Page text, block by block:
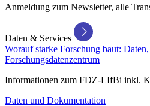
Anmeldung zum Newsletter, alle
Daten & Services
Worauf starke Forschung baut:
Forschungsdatenzentrum
Informationen zum FDZ-LIfBi inkl.
Daten und Dokumentation